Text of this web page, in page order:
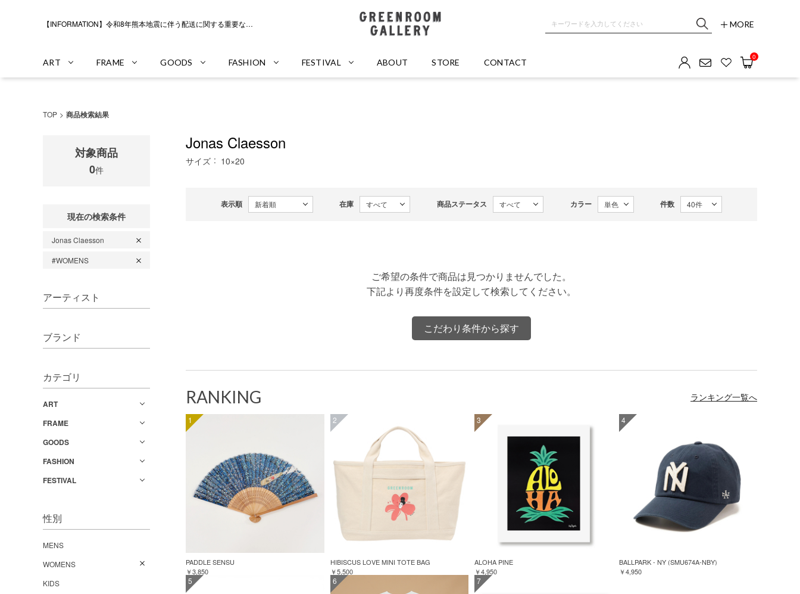
【INFORMATION】令和8年熊本地震に伴う配送に関する重要なお知らせ
MORE
ART FRAME GOODS FASHION FESTIVAL ABOUT STORE CONTACT
0
TOP 商品検索結果
対象商品
0件
現在の検索条件
Jonas Claesson
#WOMENS
アーティスト
ブランド
カテゴリ
ART
FRAME
GOODS
FASHION
FESTIVAL
性別
MENS
WOMENS
KIDS
Jonas Claesson
サイズ 10×20
表示順 在庫 商品ステータス カラー 件数
ご希望の条件で商品は見つかりませんでした。
下記より再度条件を設定して検索してください。
こだわり条件から探す
RANKING ランキング一覧へ
1
PADDLE SENSU
￥3,850
2
HIBISCUS LOVE MINI TOTE BAG
￥5,500
3
ALOHA PINE
￥4,950
4
BALLPARK - NY (SMU674A-NBY)
￥4,950
5 6 7